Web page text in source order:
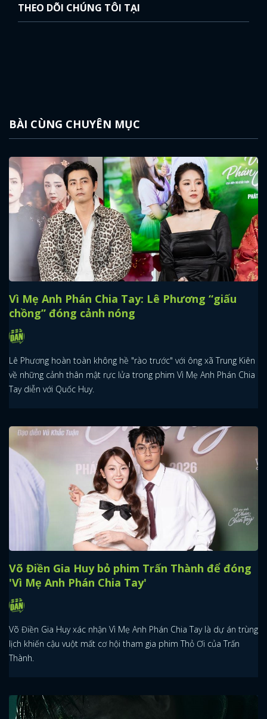
THEO DÕI CHÚNG TÔI TẠI
BÀI CÙNG CHUYÊN MỤC
Vì Mẹ Anh Phán Chia Tay: Lê Phương “giấu
chồng” đóng cảnh nóng
Lê Phương hoàn toàn không hề "rào trước" với ông xã Trung Kiên
về những cảnh thân mật rực lửa trong phim Vì Mẹ Anh Phán Chia
Tay diễn với Quốc Huy.
Võ Điền Gia Huy bỏ phim Trấn Thành để đóng
'Vì Mẹ Anh Phán Chia Tay'
Võ Điền Gia Huy xác nhận Vì Mẹ Anh Phán Chia Tay là dự án trùng
lịch khiến cậu vuột mất cơ hội tham gia phim Thỏ Ơi của Trấn
Thành.